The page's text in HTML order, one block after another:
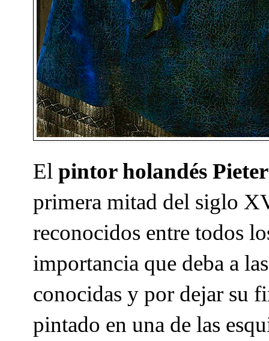
El pintor holandés
primera mitad del siglo
reconocidos entre todos
importancia que deba a
conocidas y por dejar su
pintado en una de las